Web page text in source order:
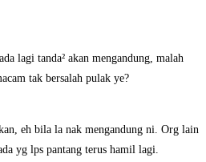
lagi tanda² akan mengandung, malah
tak bersalah pulak ye?
eh bila la nak mengandung ni. Org lain
yg lps pantang terus hamil lagi.